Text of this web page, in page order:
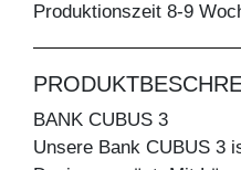
Produktionszeit 8-9
BANK CUBUS 3
Unsere Bank CUBUS 3